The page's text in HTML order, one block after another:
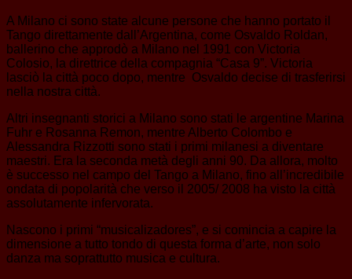
A Milano ci sono state alcune persone che hanno portato il
Tango direttamente dall’Argentina, come Osvaldo Roldan,
ballerino che approdò a Milano nel 1991 con Victoria
Colosio, la direttrice della compagnia “Casa 9”. Victoria
lasciò la città poco dopo, mentre Osvaldo decise di trasferirsi
nella nostra città.
Altri insegnanti storici a Milano sono stati le argentine Marina
Fuhr e Rosanna Remon, mentre Alberto Colombo e
Alessandra Rizzotti sono stati i primi milanesi a diventare
maestri. Era la seconda metà degli anni 90. Da allora, molto
è successo nel campo del Tango a Milano, fino all’incredibile
ondata di popolarità che verso il 2005/ 2008 ha visto la città
assolutamente infervorata.
Nascono i primi “musicalizadores”, e si comincia a capire la
dimensione a tutto tondo di questa forma d’arte, non solo
danza ma soprattutto musica e cultura.